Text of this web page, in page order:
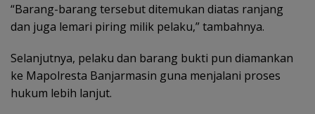
“Barang-barang tersebut ditemukan diatas ranjang
dan juga lemari piring milik pelaku,” tambahnya.
Selanjutnya, pelaku dan barang bukti pun diamankan
ke Mapolresta Banjarmasin guna menjalani proses
hukum lebih lanjut.